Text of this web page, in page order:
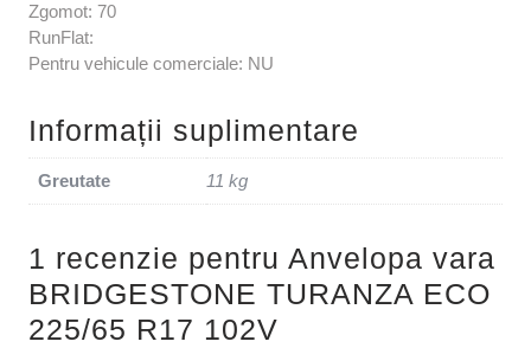
Zgomot: 70
RunFlat:
Pentru vehicule comerciale: NU
Informații suplimentare
Greutate 11 kg
1 recenzie pentru Anvelopa vara
BRIDGESTONE TURANZA ECO
225/65 R17 102V